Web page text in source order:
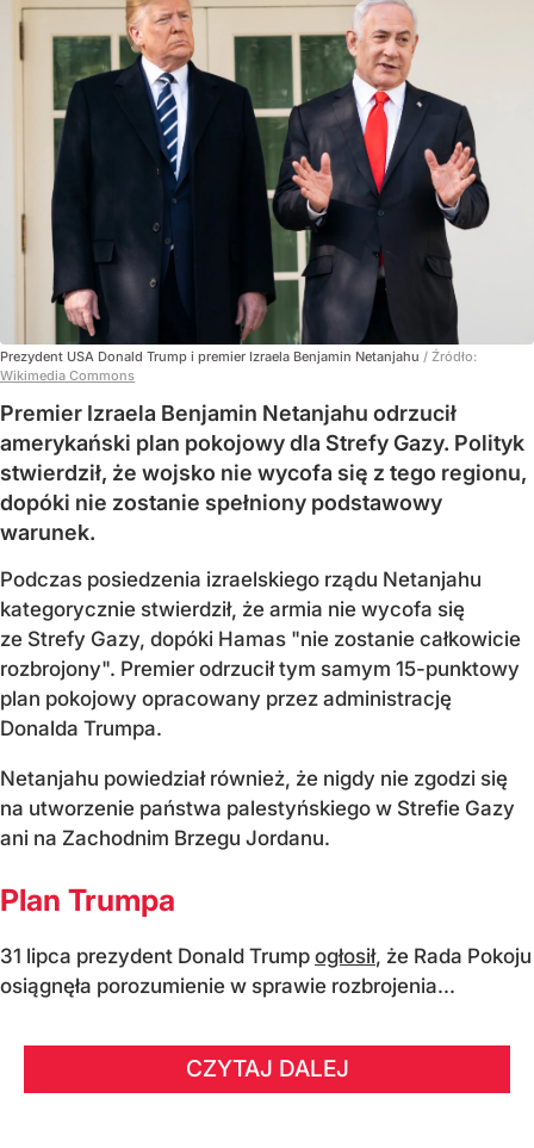
Prezydent USA Donald Trump i premier Izraela Benjamin Netanjahu / Źródło:
Wikimedia Commons
Premier Izraela Benjamin Netanjahu odrzucił
amerykański plan pokojowy dla Strefy Gazy. Polityk
stwierdził, że wojsko nie wycofa się z tego regionu,
dopóki nie zostanie spełniony podstawowy
warunek.
Podczas posiedzenia izraelskiego rządu Netanjahu
kategorycznie stwierdził, że armia nie wycofa się
ze Strefy Gazy, dopóki Hamas "nie zostanie całkowicie
rozbrojony". Premier odrzucił tym samym 15-punktowy
plan pokojowy opracowany przez administrację
Donalda Trumpa.
Netanjahu powiedział również, że nigdy nie zgodzi się
na utworzenie państwa palestyńskiego w Strefie Gazy
ani na Zachodnim Brzegu Jordanu.
Plan Trumpa
31 lipca prezydent Donald Trump ogłosił, że Rada Pokoju
osiągnęła porozumienie w sprawie rozbrojenia...
CZYTAJ DALEJ